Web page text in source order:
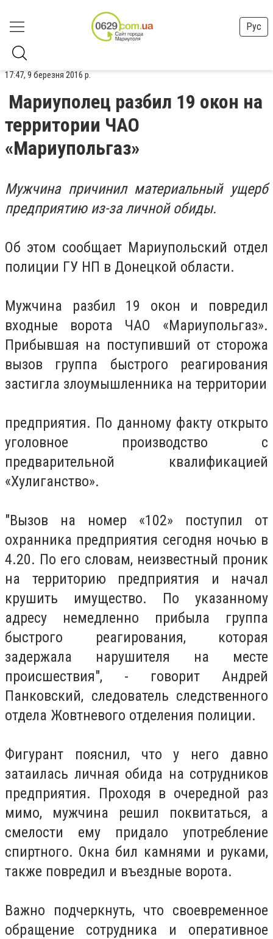
Рус
17:47, 9 березня 2016 р.
Мариуполец разбил 19 окон на
территории ЧАО
«Мариупольгаз»
Мужчина причинил материальный ущерб
предприятию из-за личной обиды.
Об этом сообщает Мариупольский отдел
полиции ГУ НП в Донецкой области.
Мужчина разбил 19 окон и повредил
входные ворота ЧАО «Мариупольгаз».
Прибывшая на поступивший от сторожа
вызов группа быстрого реагирования
застигла злоумышленника на территории
предприятия. По данному факту открыто
уголовное производство с
предварительной квалификацией
«Хулиганство».
"Вызов на номер «102» поступил от
охранника предприятия сегодня ночью в
4.20. По его словам, неизвестный проник
на территорию предприятия и начал
крушить имущество. По указанному
адресу немедленно прибыла группа
быстрого реагирования, которая
задержала нарушителя на месте
происшествия", - говорит Андрей
Панковский, следователь следственного
отдела Жовтневого отделения полиции.
Фигурант пояснил, что у него давно
затаилась личная обида на сотрудников
предприятия. Проходя в очередной раз
мимо, мужчина решил поквитаться, а
смелости ему придало употребление
спиртного. Окна бил камнями и руками,
также повредил и въездные ворота.
Важно подчеркнуть, что своевременное
обращение сотрудника и оперативное